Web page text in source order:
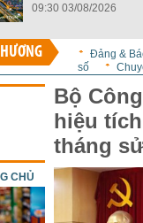
09:30 03/08/2026
Đảng &
số
Bộ
hiệu
tháng
CHỦ